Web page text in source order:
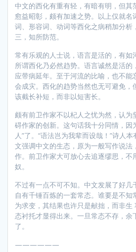
中文的西化有重有轻，有暗有明，但其
愈益昭彰，颇有加速之势。以上仅就名
词、形容词、动词等西化之病稍加分析
三，知所防范。
常有乐观的人士说，语言是活的，有如
所谓西化乃必然趋势。语言诚然是活的
应带病延年。至于河流的比喻，也不能
会成灾。西化的趋势当然也无可避免，
该截长补短，而非以短害长。
颇有前卫作家不以杞人之忧为然，认为
碍作家的创新。这句话我十分同情，因
人”了。“语法岂为我辈而设哉！”诗人
文强调中文的生态，原为一般写作说法
作。前卫作家大可放心去追逐缪思，不
奴。
不过有一点不可不知。中文发展了好几
自有千锤百炼的一套常态。谁要是不知
为求变，其结果也许只是献拙，而非生
态衬托才显得出来。一旦常态不存，余
了。
——————